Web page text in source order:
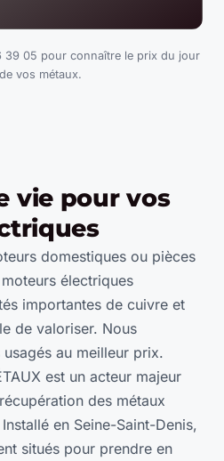
39 05 pour connaître le prix du jour
vos métaux.
vie pour vos
domestiques ou pièces
électriques
importantes de cuivre et
de valoriser. Nous
au meilleur prix.
est un acteur majeur
des métaux
en Seine-Saint-Denis,
situés pour prendre en